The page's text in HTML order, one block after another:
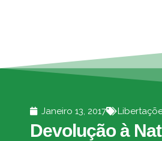
Janeiro 13, 2017
Devolução à